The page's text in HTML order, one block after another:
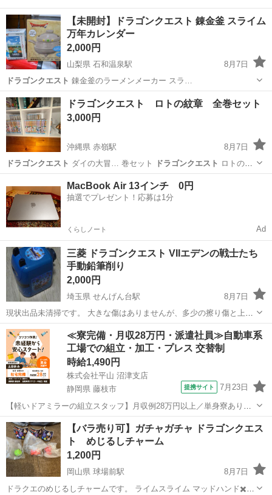
【未開封】ドラゴンクエスト 錬金釜 スライム
万年カレンダー
2,000円
山梨県 石和温泉駅
8月7日
ドラゴンクエスト 錬金釜のラーメンメーカー スラ…
山梨 笛吹市 石和温泉駅 その他 スライム
ドラゴンクエスト ロトの紋章 全巻セット
3,000円
沖縄県 赤嶺駅
8月7日
ドラゴンクエスト ダイの大冒… 巻セット ドラゴンクエスト ロトの紋
章…
豊見城市 赤嶺駅 マンガ、コミック、アニメ
MacBook Air 13インチ 0円
抽選でプレゼント！応募は1分
くらしノート Ad
三菱 ドラゴンクエスト VIIエデンの戦士たち
手動鉛筆削り
2,000円
埼玉県 せんげん台駅
8月7日
現状出品未清掃です。 大きな傷はありませんが、多少の擦り傷と上面
と右側面がかなり日焼けで色が変わっています。 それと底面の滑り止
めがない様です。 動作に問題はありません。 ノークレーム、ノーリタ
ーンの方のみご購入下さい。 価...
埼玉 春日部市 せんげん台駅 家庭用品
≪寮完備・月収28万円・派遣社員≫自動車系
工場での組立・加工・プレス 交替制
時給1,490円
株式会社平山 沼津支店
静岡県 藤枝市
提携サイト 7月23日
【軽いドアミラーの組立スタッフ】月収例28万円以上／単身寮あり／
年間休日121日／初めてさんも安心のカンタン作業 【未経験歓迎】軽
いドアミラーの組立スタッフ｜新設のキレイな工場◎男女活躍中！ 大
手自動車部品メーカーの新設工...
静岡 藤枝市 その他
【バラ売り可】ガチャガチャ ドラゴンクエス
ト めじるしチャーム
1,200円
岡山県 球場前駅
8月7日
ドラクエのめじるしチャームです。 ライムスライム マッドハンド✖️２